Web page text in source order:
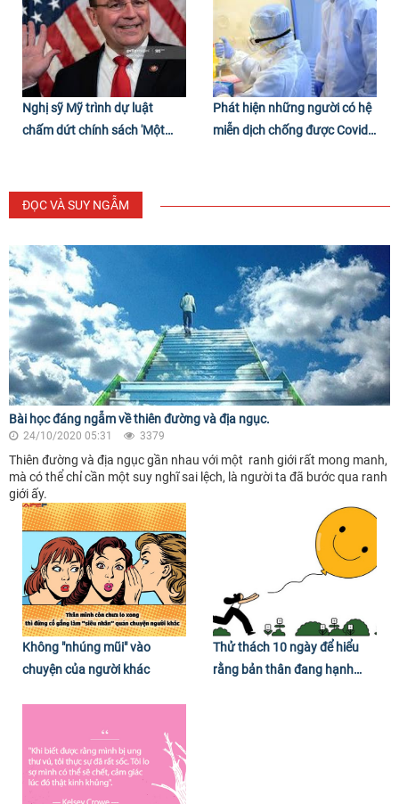
Nghị sỹ Mỹ trình dự luật
chấm dứt chính sách 'Một
Phát hiện những người có hệ
miễn dịch chống được Covid-
ĐỌC VÀ SUY NGẪM
Bài học đáng ngẫm về thiên đường và địa ngục.
24/10/2020 05:31 3379
Thiên đường và địa ngục gần nhau với một ranh giới rất mong manh,
mà có thể chỉ cần một suy nghĩ sai lệch, là người ta đã bước qua ranh
giới ấy.
Không "nhúng mũi" vào
chuyện của người khác
Thử thách 10 ngày để hiểu
rằng bản thân đang hạnh